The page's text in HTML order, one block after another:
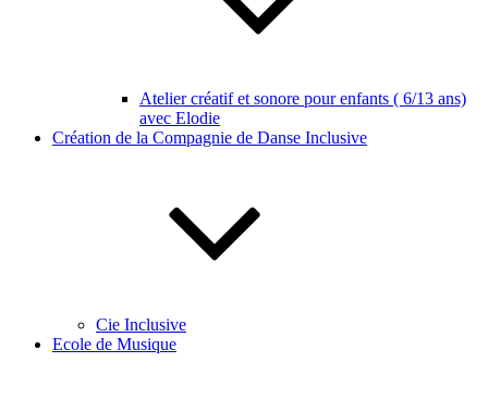
Atelier créatif et sonore pour enfants ( 6/13 ans)
avec Elodie
Création de la Compagnie de Danse Inclusive
Cie Inclusive
Ecole de Musique